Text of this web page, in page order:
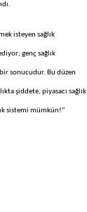
isteyen sağlık
genç sağlık
sonucudur. Bu düzen
şiddete, piyasacı sağlık
sistemi mümkün!”